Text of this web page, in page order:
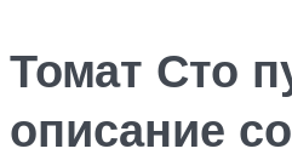
Томат Сто
описание